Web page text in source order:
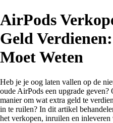
AirPods
Geld
Moet Weten
Heb je je oog laten vallen op de
oude AirPods een upgrade
manier om wat extra geld te
in te ruilen? In dit artikel
het verkopen, inruilen en